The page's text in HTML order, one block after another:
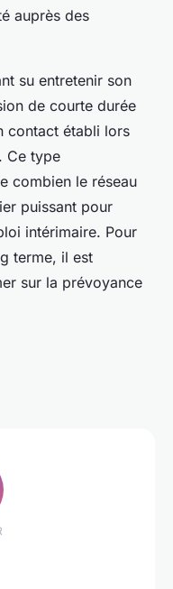
auprès des
su entretenir son
de courte durée
contact établi lors
Ce type
combien le réseau
puissant pour
intérimaire. Pour
terme, il est
sur la prévoyance